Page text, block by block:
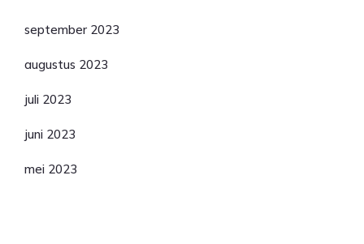
september 2023
augustus 2023
juli 2023
juni 2023
mei 2023